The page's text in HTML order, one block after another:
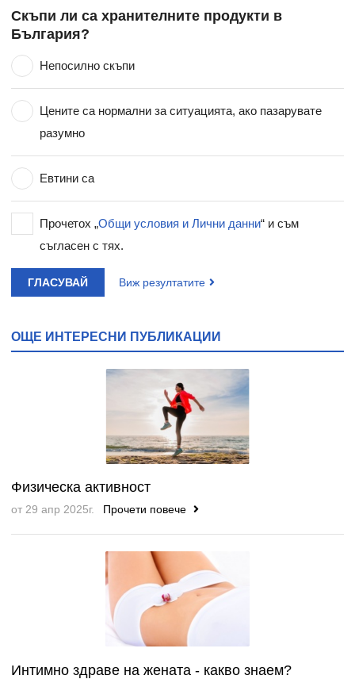
Скъпи ли са хранителните продукти в
България?
Непосилно скъпи
Цените са нормални за ситуацията, ако пазарувате
разумно
Евтини са
Прочетох „Общи условия и Лични данни“ и съм
съгласен с тях.
ГЛАСУВАЙ Виж резултатите
ОЩЕ ИНТЕРЕСНИ ПУБЛИКАЦИИ
Физическа активност
от 29 апр 2025г. Прочети повече
Интимно здраве на жената - какво знаем?